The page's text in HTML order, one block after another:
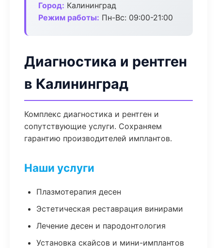
Город: Калининград
Режим работы: Пн-Вс: 09:00-21:00
Диагностика и рентген
в Калининград
Комплекс диагностика и рентген и
сопутствующие услуги. Сохраняем
гарантию производителей имплантов.
Наши услуги
Плазмотерапия десен
Эстетическая реставрация винирами
Лечение десен и пародонтология
Установка скайсов и мини-имплантов